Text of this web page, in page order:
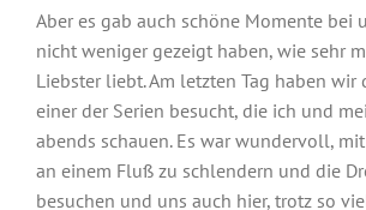
Aber es gab auch schöne Momente bei
nicht weniger gezeigt haben, wie sehr
Liebster liebt. Am letzten Tag haben wir
einer der Serien besucht, die ich und
abends schauen. Es war wundervoll,
an einem Fluß zu schlendern und die
besuchen und uns auch hier, trotz so